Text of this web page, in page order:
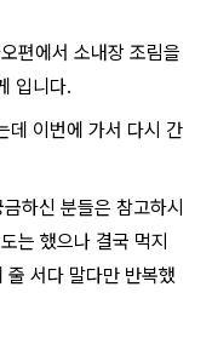
편에서 소내장 조림을
입니다.
데 이번에 가서 다시 간
하신 분들은 참고하시
는 했으나 결국 먹지
줄 서다 말다만 반복했